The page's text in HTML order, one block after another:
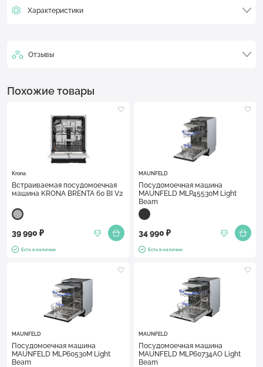
Характеристики
Отзывы
Похожие товары
Krona
Встраиваемая посудомоечная
машина KRONA BRENTA 60 BI V2
39 990 ₽
Есть в наличии
MAUNFELD
Посудомоечная машина
MAUNFELD MLP45530M Light
Beam
34 990 ₽
Есть в наличии
MAUNFELD
Посудомоечная машина
MAUNFELD MLP60530M Light
Beam
MAUNFELD
Посудомоечная машина
MAUNFELD MLP60734AO Light
Beam